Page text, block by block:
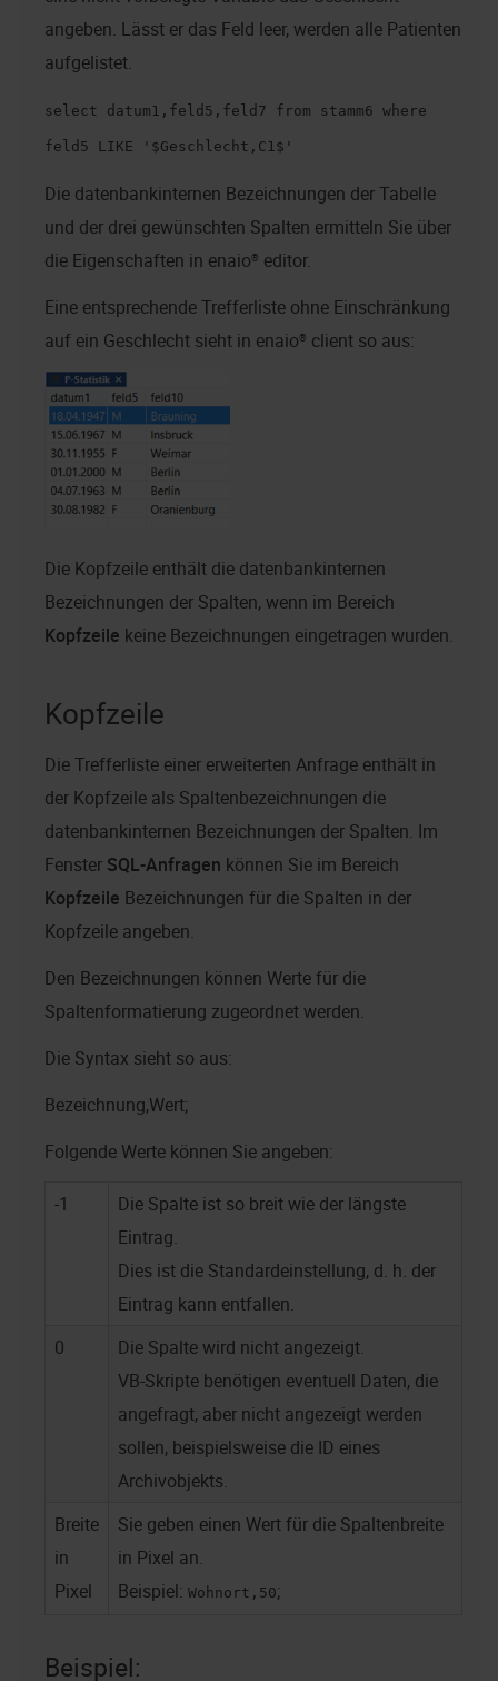
angeben. Lässt er das Feld leer, werden alle Patienten
aufgelistet.
select datum1,feld5,feld7 from stamm6 where
feld5 LIKE '$Geschlecht,C1$'
Die datenbankinternen Bezeichnungen der Tabelle
und der drei gewünschten Spalten ermitteln Sie über
die Eigenschaften in enaio® editor.
Eine entsprechende Trefferliste ohne Einschränkung
auf ein Geschlecht sieht in enaio® client so aus:
Die Kopfzeile enthält die datenbankinternen
Bezeichnungen der Spalten, wenn im Bereich
Kopfzeile keine Bezeichnungen eingetragen wurden.
Kopfzeile
Die Trefferliste einer erweiterten Anfrage enthält in
der Kopfzeile als Spaltenbezeichnungen die
datenbankinternen Bezeichnungen der Spalten. Im
Fenster SQL-Anfragen können Sie im Bereich
Kopfzeile Bezeichnungen für die Spalten in der
Kopfzeile angeben.
Den Bezeichnungen können Werte für die
Spaltenformatierung zugeordnet werden.
Die Syntax sieht so aus:
Bezeichnung,Wert;
Folgende Werte können Sie angeben:
-1
Die Spalte ist so breit wie der längste
Eintrag.
Dies ist die Standardeinstellung, d. h. der
Eintrag kann entfallen.
0
Die Spalte wird nicht angezeigt.
VB-Skripte benötigen eventuell Daten, die
angefragt, aber nicht angezeigt werden
sollen, beispielsweise die ID eines
Archivobjekts.
Breite
in
Pixel
Sie geben einen Wert für die Spaltenbreite
in Pixel an.
Beispiel: Wohnort,50;
Beispiel: